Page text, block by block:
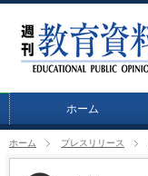
ホーム
ホーム プレスリリース